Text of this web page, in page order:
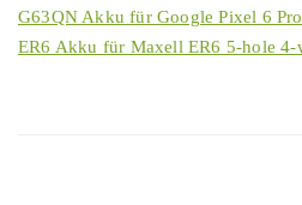
G63QN Akku für Google Pixel 6 Pro
ER6 Akku für Maxell ER6 5-hole 4-